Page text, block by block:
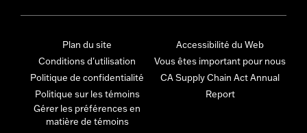
Plan du site
Conditions d'utilisation
Politique de confidentialité
Politique sur les témoins
Gérer les préférences en
matière de témoins
Accessibilité du Web
Vous êtes important pour nous
CA Supply Chain Act Annual
Report